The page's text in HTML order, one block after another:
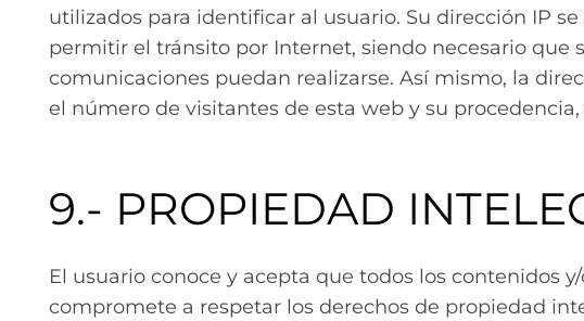
utilizados para identificar al usuario. Su dirección IP
permitir el tránsito por Internet, siendo necesario
comunicaciones puedan realizarse. Así mismo, la
el número de visitantes de esta web y su
9.- PROPIEDAD
El usuario conoce y acepta que todos los contenidos
compromete a respetar los derechos de propiedad